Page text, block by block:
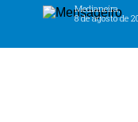
Medianeira,
8 de agosto de